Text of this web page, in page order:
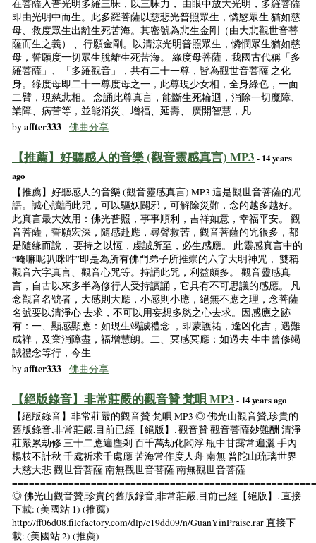
在菩薩入普光明多羅三昧，以三昧力， 由眼中放大光明，多羅菩薩
即由光明中而生。此多羅菩薩以慈悲光普照眾生，憐愍眾生 猶如慈
母、救度眾生出離生死苦海。其密號為悲生金剛（由大悲觀世音菩
薩而生之義） 、行願金剛。以清涼光明普照眾生，憐憫眾生猶如慈
母，誓願度一切眾生脫離生死苦海。 綠度母菩薩，我國古代稱「多
羅菩薩」、「多羅觀音」，共有二十一尊，皆為觀世音菩薩 之化
身。綠度母即二十一尊度母之一，此尊現少女相，全身綠色，一面
二臂，現慈悲相。 念誦此尊真言，能斷生死輪迴，消除一切魔障、
業障、病苦等，並能消災、增福、延壽、 廣開智慧，凡
byaffter333- 佛曲分享
【推薦】好聽感人的音樂 (觀音靈感真言) MP3 - 14 years
ago
【推薦】好聽感人的音樂 (觀音靈感真言) MP3 這是觀世音菩薩的咒
語。誠心讀誦此咒，可以驅妖闢邪，可解除災難，念的越多越好。
此真言最大效用：佛光普照，事事順利，吉祥如意，幸福平安。 觀
音菩薩，誓願宏深，隨感赴應，尋聲救苦，觀音菩薩的咒很多，都
是隨緣而說， 要持之以恆，虔誠所至，必生感應。 此靈感真言中的
“唵嘛呢叭咪吽”即是為所有佛門弟子所推崇的六字大明神咒， 雙稱
觀音六字真言、觀音心咒等。持誦此咒，利益頗多。 觀音靈感真
言，自古以來多半為修行人受持讀誦，它具有不可思議的感應。 凡
念觀音名號者，大感則大應，小感則小應，絕無不應之理，念菩薩
名號要以清淨心 去求，不可以用妄想多慾之心去求。因感應之跡
有：一、顯感顯應：如現生竭誠禮念 ，即蒙護祐，逢凶化吉，遇難
成祥，及業消障盡，福增慧朗。二、冥感冥應：如過去 生中曾修竭
誠禮念等行，今生
byaffter333- 佛曲分享
【絕版錄音】非常莊嚴的觀音贊 梵唄 MP3 - 14 years ago
【絕版錄音】非常莊嚴的觀音贊 梵唄 MP3 ◎ 佛光山觀音贊,珍貴的
舊版錄音,非常莊嚴,目前已經【絕版】. 觀音贊 觀音菩薩妙難酬 清淨
莊嚴累劫修 三十二應遍塵剎 百千萬劫化閻浮 瓶中甘露常遍灑 手內
楊枝不計秋 千處祈求千處應 苦海常作度人舟 南無 普陀山琉璃世界
大慈大悲 觀世音菩薩 南無觀世音菩薩 南無觀世音菩薩
◎ 佛光山觀音贊,珍貴的舊版錄音,非常莊嚴,目前已經【絕版】. 直接
下載: (美國站 1) (推薦)
http://ff06d08.filefactory.com/dlp/c19dd09/n/GuanYinPraise.rar 直接下
載: (美國站 2) (推薦)